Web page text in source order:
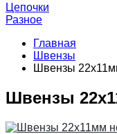
Цепочки
Разное
Главная
Швензы
Швензы
Швензы